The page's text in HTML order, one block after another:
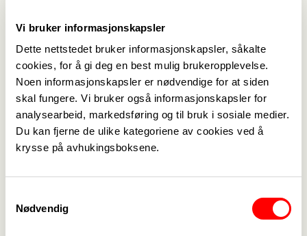
Vi bruker informasjonskapsler
Dette nettstedet bruker informasjonskapsler, såkalte
cookies, for å gi deg en best mulig brukeropplevelse.
Noen informasjonskapsler er nødvendige for at siden
skal fungere. Vi bruker også informasjonskapsler for
analysearbeid, markedsføring og til bruk i sosiale medier.
Du kan fjerne de ulike kategoriene av cookies ved å
krysse på avhukingsboksene.
Nødvendig
Her blir det en matbit og en drikke servert når dere
kommer til bussen som tar dere fra Kopervik eller
Håvik til IKEA og tilbake igjen.
Underveis på bussturen vil det bli loddtrekning på
loddet dere får utdelt når dere stiger ombord i
bussen,
Det pleier å være god pågang og det er 2 busser
Turen koster 100,- (pluss avgift)
Bindende påmelding buss fra Kopervik: